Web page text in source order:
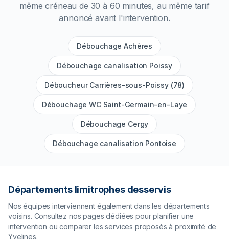
même créneau de 30 à 60 minutes, au même tarif
annoncé avant l'intervention.
Débouchage Achères
Débouchage canalisation Poissy
Déboucheur Carrières-sous-Poissy (78)
Débouchage WC Saint-Germain-en-Laye
Débouchage Cergy
Débouchage canalisation Pontoise
Départements limitrophes desservis
Nos équipes interviennent également dans les départements
voisins. Consultez nos pages dédiées pour planifier une
intervention ou comparer les services proposés à proximité de
Yvelines.